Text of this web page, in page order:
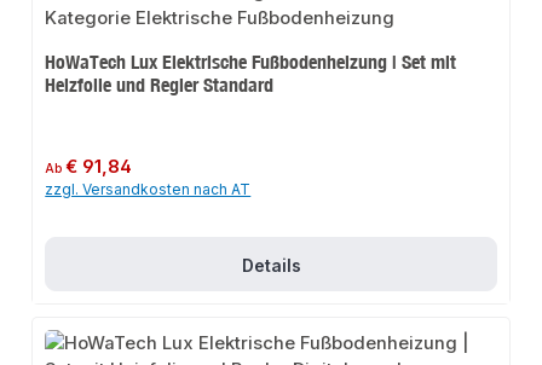
HoWaTech Lux Elektrische Fußbodenheizung | Set mit
Heizfolie und Regler Standard
Regulärer Preis:
Ab€ 91,84
zzgl. Versandkosten nach AT
Details